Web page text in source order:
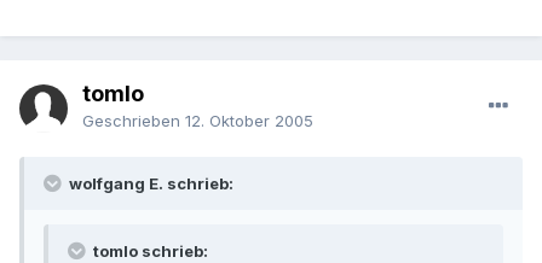
tomlo
Geschrieben 12. Oktober 2005
wolfgang E. schrieb:
tomlo schrieb: